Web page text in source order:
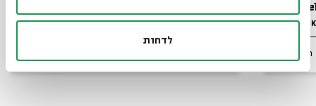
לדחות
Programs
2023
Dr.
Series:
Yehezkel
zoom